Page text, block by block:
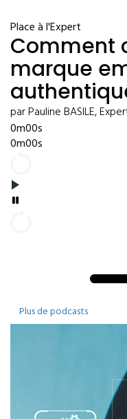
Place à l'Expert
Comment
marque
par Pauline BASILE,
0m00s
0m00s
Plus de podcasts